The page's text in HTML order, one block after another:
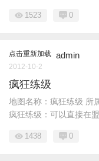
1523 0
点击重新加载 admin
2012-10-2
疯狂练级
地图名称：疯狂练级 所
疯狂练级：可以直接在盟
1438 0